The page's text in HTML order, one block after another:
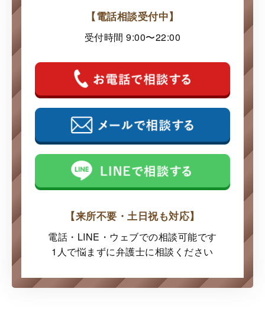
【電話相談受付中】
受付時間 9:00〜22:00
【来所不要・土日祝も対応】
電話・LINE・ウェブでの相談可能です
1人で悩まずに弁護士に相談ください